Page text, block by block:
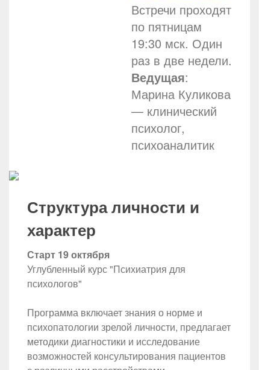
Встречи проходят
по пятницам
19:30 мск. Один
раз в две недели.
Ведущая:
Марина Куликова
— клинический
психолог,
психоаналитик
Структура личности и
характер
Старт 19 октября
Углубленный курс "Психиатрия для
психологов"
Программа включает знания о норме и
психопатологии зрелой личности, предлагает
методики диагностики и исследование
возможностей консультирования пациентов